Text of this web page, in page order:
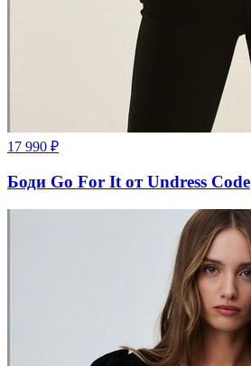
17 990 ₽
Боди Go For It от Undress Code